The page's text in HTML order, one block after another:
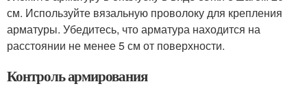
см. Используйте вязальную проволоку для крепления
арматуры. Убедитесь, что арматура находится на
расстоянии не менее 5 см от поверхности.
Контроль армирования